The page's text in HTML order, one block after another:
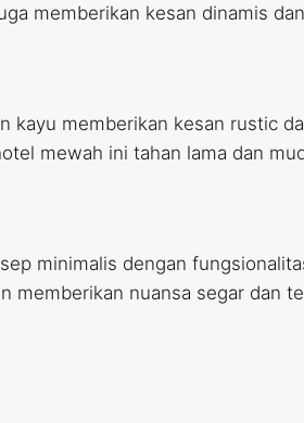
memberikan kesan dinamis
kayu memberikan kesan rustic
mewah ini tahan lama dan
minimalis dengan
memberikan nuansa segar dan